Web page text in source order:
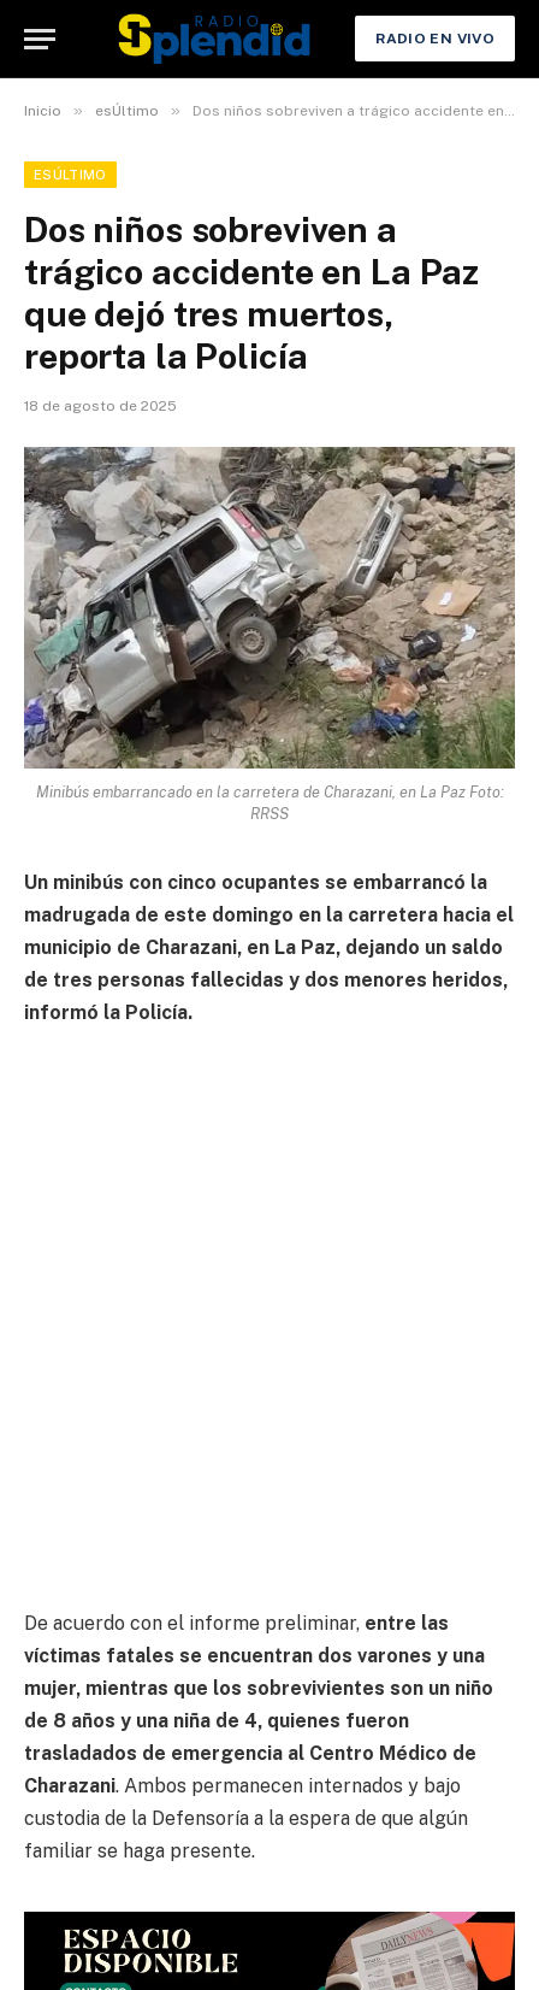
RADIO EN VIVO
Inicio » esÚltimo » Dos niños sobreviven a trágico accidente en La Paz que dejó tres muertos, reporta la Policía
ESÚLTIMO
Dos niños sobreviven a
trágico accidente en La Paz
que dejó tres muertos,
reporta la Policía
18 de agosto de 2025
Minibús embarrancado en la carretera de Charazani, en La Paz Foto:
RRSS
Un minibús con cinco ocupantes se embarrancó la
madrugada de este domingo en la carretera hacia el
municipio de Charazani, en La Paz, dejando un saldo
de tres personas fallecidas y dos menores heridos,
informó la Policía.
De acuerdo con el informe preliminar, entre las
víctimas fatales se encuentran dos varones y una
mujer, mientras que los sobrevivientes son un niño
de 8 años y una niña de 4, quienes fueron
trasladados de emergencia al Centro Médico de
Charazani. Ambos permanecen internados y bajo
custodia de la Defensoría a la espera de que algún
familiar se haga presente.